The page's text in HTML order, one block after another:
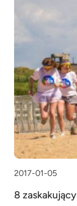
2017-01-05
8